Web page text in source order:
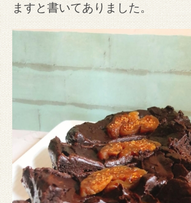
ますと書いてありました。